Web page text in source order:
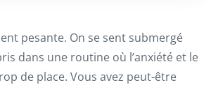
pesante. On se sent submergé
dans une routine où l’anxiété et le
de place. Vous avez peut-être